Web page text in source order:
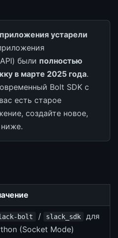
устарели
были полностью
в марте 2025 года.
Bolt SDK с
есть старое
создайте новое,
bolt / slack_sdk
для
(Socket Mode)